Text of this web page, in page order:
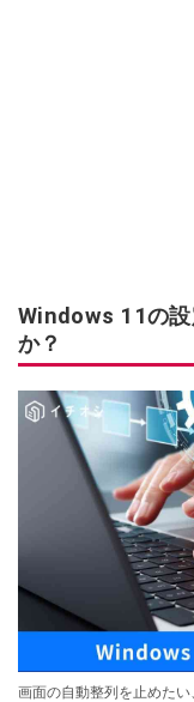
Windows 11の設
か？
画面の自動整列を止めた